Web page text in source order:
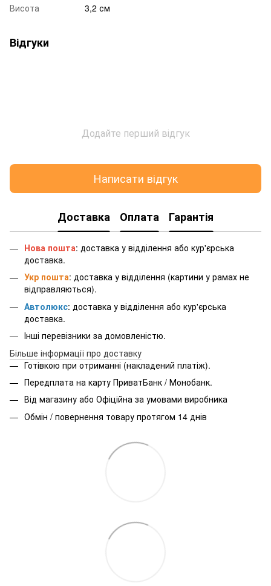
Висота
3,2 см
Відгуки
Додайте перший відгук
Написати відгук
Доставка Оплата Гарантія
Нова пошта: доставка у відділення або кур'єрська
доставка.
Укр пошта: доставка у відділення (картини у рамах не
відправляються).
Автолюкс: доставка у відділення або кур'єрська
доставка.
Інші перевізники за домовленістю.
Більше інформації про доставку
Готівкою при отриманні (накладений платіж).
Передплата на карту ПриватБанк / Монобанк.
Від магазину або Офіційна за умовами виробника
Обмін / повернення товару протягом 14 днів